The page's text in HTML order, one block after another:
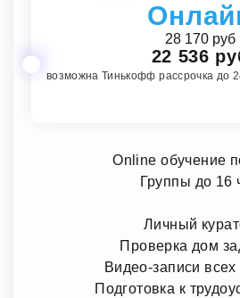
28 170 руб
22 536
возможна Тинькофф рассрочка до
Online обучение
Группы до 16
Личный
Проверка дом
Видео-записи всех
Подготовка к